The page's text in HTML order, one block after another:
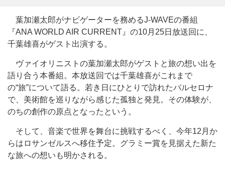
葉加瀬太郎がナビゲーターを務めるJ-WAVEの番組
『ANA WORLD AIR CURRENT』の10月25日放送回に、
千葉雄喜がゲスト出演する。
ヴァイオリニストの葉加瀬太郎がゲストと旅の想い出を
語り合う本番組。本放送回では千葉雄喜がこれまで
の“旅”について語る。若き日にひとりで訪れたバルセロナ
で、美術館を巡りながら感じた孤独と発見。その体験が、
のちの創作の原点となったという。
そして、音楽で世界を舞台に挑戦するべく、今年12月か
らはロサンゼルスへ移住予定。グラミー賞を見据えた新た
な旅への想いも明かされる。